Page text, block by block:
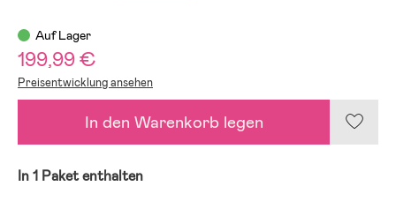
Auf Lager
199,99 €
Preisentwicklung ansehen
In den Warenkorb legen
In 1 Paket enthalten